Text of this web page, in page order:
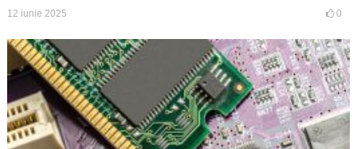
12 iunie 2025 0